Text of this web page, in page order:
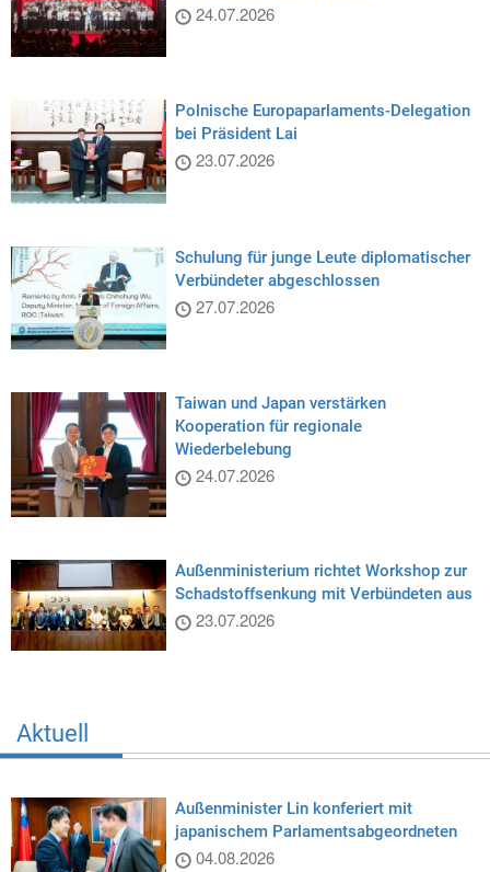
24.07.2026
Polnische Europaparlaments-Delegation
bei Präsident Lai
23.07.2026
Schulung für junge Leute diplomatischer
Verbündeter abgeschlossen
27.07.2026
Taiwan und Japan verstärken
Kooperation für regionale
Wiederbelebung
24.07.2026
Außenministerium richtet Workshop zur
Schadstoffsenkung mit Verbündeten aus
23.07.2026
Aktuell
Außenminister Lin konferiert mit
japanischem Parlamentsabgeordneten
04.08.2026